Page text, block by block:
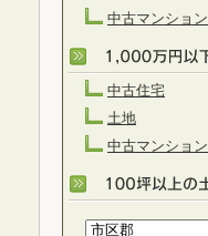
中古マンション
中古住宅
土地
中古マンション